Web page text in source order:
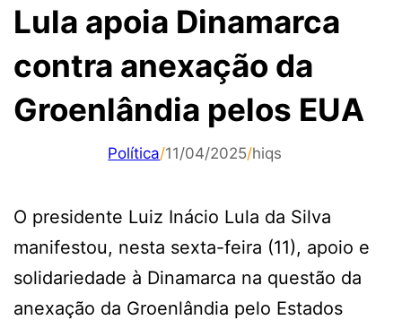
Lula apoia Dinamarca
contra anexação da
Groenlândia pelos EUA
Política/11/04/2025/hiqs
O presidente Luiz Inácio Lula da Silva
manifestou, nesta sexta-feira (11), apoio e
solidariedade à Dinamarca na questão da
anexação da Groenlândia pelo Estados